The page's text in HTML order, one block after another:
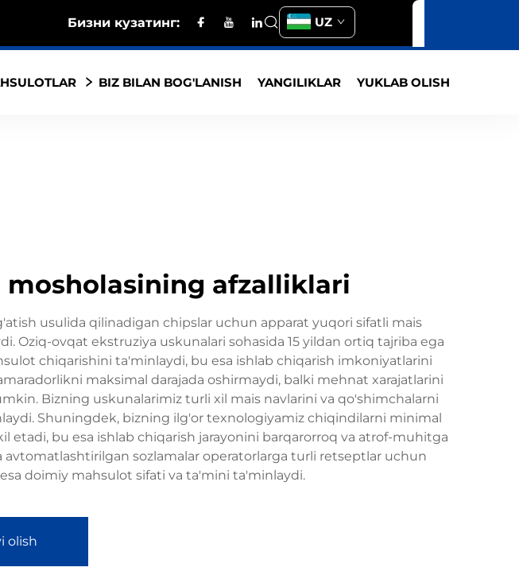
Бизни кузатинг: UZ
BIZ BILAN BOG'LANISH YANGILIKLAR YUKLAB OLISH
afzalliklari
usulida qilinadigan chipslar uchun apparat yuqori sifatli mais
Oziq-ovqat ekstruziya uskunalari sohasida 15 yildan ortiq tajriba ega
chiqarishini ta'minlaydi, bu esa ishlab chiqarish imkoniyatlarini
maksimal darajada oshirmaydi, balki mehnat xarajatlarini
Bizning uskunalarimiz turli xil mais navlarini va qo'shimchalarni
Shuningdek, bizning ilg'or texnologiyamiz chiqindilarni minimal
etadi, bu esa ishlab chiqarish jarayonini barqarorroq va atrof-muhitga
sozlamalar operatorlarga turli retseptlar uchun
doimiy mahsulot sifati va ta'mini ta'minlaydi.
olish